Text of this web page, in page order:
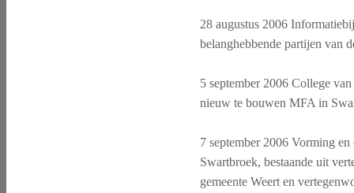
28 augustus 2006
belanghebbende partijen van
5 september 2006 College
nieuw te bouwen MFA in
7 september 2006 Vorming
Swartbroek, bestaande uit
gemeente Weert en